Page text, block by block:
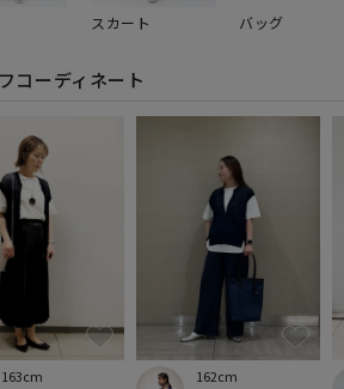
スカート バッグ
コーディネート
163cm
162cm